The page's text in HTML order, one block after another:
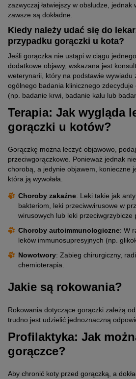
zazwyczaj łatwiejszy w obsłudze, jednak
zawsze są dokładne.
Kiedy należy udać się do
przypadku gorączki u kota?
Jeśli gorączka nie ustąpi w ciągu
dodatkowe objawy, wskazana jest
weterynarii, który na podstawie wywiadu
ogólnego badania klinicznego zdecyduje
(np. badanie krwi, badanie kału lub
Terapia: Jak wygląda
gorączki u kotów?
Gorączkę można leczyć objawowo,
przeciwgorączkowe. Ponieważ jednak
chorobą, a jedynie objawem, konieczne
która ją wywołała.
Choroby zakaźne: Leki takie jak
bakteriom, leki przeciwwirusowe w
wirusowych lub leki przeciwgrzybicze
Choroby autoimmunologiczne: W
leków immunosupresyjnych (np.
Nowotwory: Zabieg chirurgiczny,
chemioterapia.
Jakie są rokowania?
Rokowania dotyczące gorączki zależą
trudno jest udzielić jednoznaczną
Profilaktyka: Jak
gorączce?
Aby chronić koty przed gorączką, a